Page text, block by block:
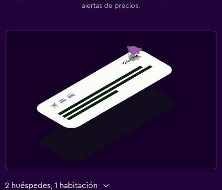
alertas de precios.
2 huéspedes, 1 habitación